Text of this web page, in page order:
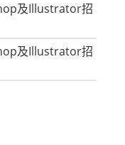
及Illustrator招
及Illustrator招